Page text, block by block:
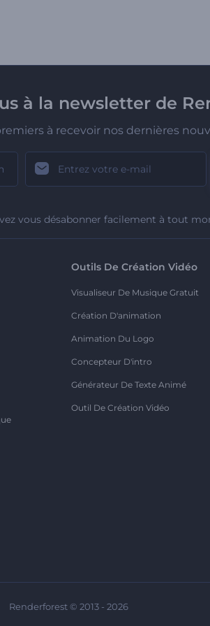
à la newsletter de
à recevoir nos dernières
vous désabonner facilement à tout
Outils De Création Vidéo
Visualiseur De Musique Gratuit
Création D'animation
Animation Du Logo
Concepteur D'intro
Générateur De Texte Animé
Outil De Création Vidéo
Renderforest © 2013 - 2026